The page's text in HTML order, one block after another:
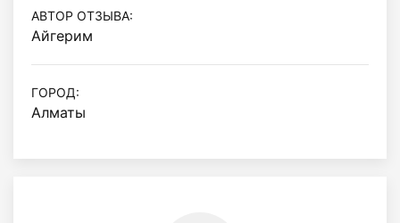
АВТОР ОТЗЫВА:
Айгерим
ГОРОД:
Алматы